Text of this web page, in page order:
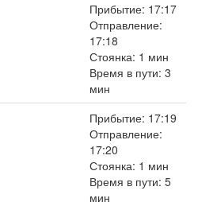
Прибытие: 17:17
Отправление:
17:18
Стоянка: 1 мин
Время в пути: 3
мин
Прибытие: 17:19
Отправление:
17:20
Стоянка: 1 мин
Время в пути: 5
мин